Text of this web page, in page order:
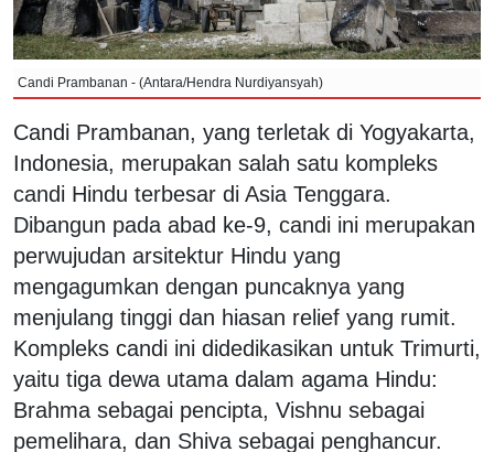
Candi Prambanan - (Antara/Hendra Nurdiyansyah)
Candi Prambanan, yang terletak di Yogyakarta,
Indonesia, merupakan salah satu kompleks
candi Hindu terbesar di Asia Tenggara.
Dibangun pada abad ke-9, candi ini merupakan
perwujudan arsitektur Hindu yang
mengagumkan dengan puncaknya yang
menjulang tinggi dan hiasan relief yang rumit.
Kompleks candi ini didedikasikan untuk Trimurti,
yaitu tiga dewa utama dalam agama Hindu:
Brahma sebagai pencipta, Vishnu sebagai
pemelihara, dan Shiva sebagai penghancur.